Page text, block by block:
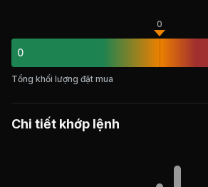
0
0
Tổng khối lượng đặt mua
Chi tiết khớp lệnh